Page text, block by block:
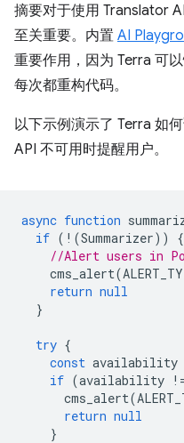
摘要对于使用 Translator
至关重要。内置 AI
重要作用，因为 Terra 可
每次都重构代码。
以下示例演示了 Terra 如
API 不可用时提醒用户。
async function
if ( ! (Summarizer))
{
//Alert users in
cms_alert(
return null
}
try {
const availability
if (availability
cms_alert(
return null
}